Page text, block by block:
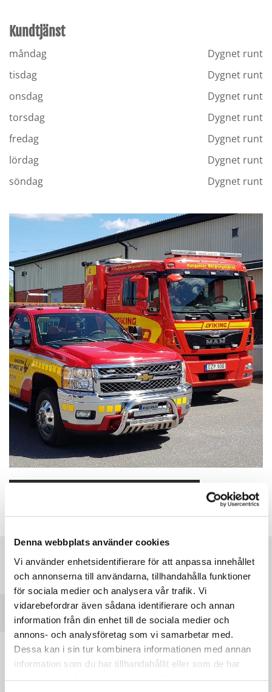
Denna webbplats använder cookies
Vi använder enhetsidentifierare för att anpassa innehållet
och annonserna till användarna, tillhandahålla funktioner
för sociala medier och analysera vår trafik. Vi
vidarebefordrar även sådana identifierare och annan
information från din enhet till de sociala medier och
annons- och analysföretag som vi samarbetar med.
Dessa kan i sin tur kombinera informationen med annan
information som du har tillhandahållit eller som de har
Kundtjänst
måndag
Dygnet runt
tisdag
Dygnet runt
onsdag
Dygnet runt
torsdag
Dygnet runt
fredag
Dygnet runt
lördag
Dygnet runt
söndag
Dygnet runt
Vänligen acceptera marknadsföringscookies
för att se denna karta.
Accept cookies